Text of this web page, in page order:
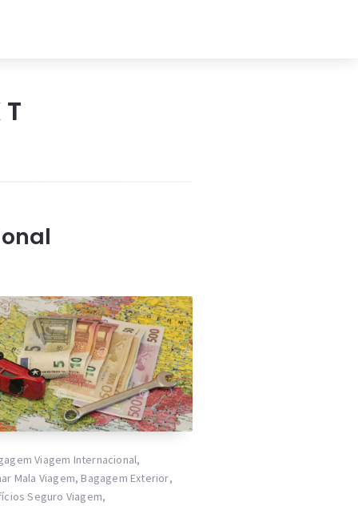
Viagem Internacional,
Mala Viagem, Bagagem Exterior,
Seguro Viagem,